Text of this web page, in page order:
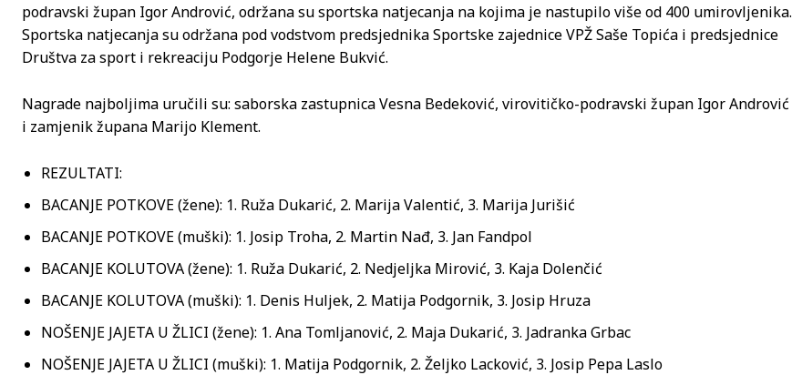
podravski župan Igor Andrović, održana su sportska natjecanja na kojima je nastupilo više od 400 umirovljenika.
Sportska natjecanja su održana pod vodstvom predsjednika Sportske zajednice VPŽ Saše Topića i predsjednice
Društva za sport i rekreaciju Podgorje Helene Bukvić.
Nagrade najboljima uručili su: saborska zastupnica Vesna Bedeković, virovitičko-podravski župan Igor Andrović
i zamjenik župana Marijo Klement.
REZULTATI:
BACANJE POTKOVE (žene): 1. Ruža Dukarić, 2. Marija Valentić, 3. Marija Jurišić
BACANJE POTKOVE (muški): 1. Josip Troha, 2. Martin Nađ, 3. Jan Fandpol
BACANJE KOLUTOVA (žene): 1. Ruža Dukarić, 2. Nedjeljka Mirović, 3. Kaja Dolenčić
BACANJE KOLUTOVA (muški): 1. Denis Huljek, 2. Matija Podgornik, 3. Josip Hruza
NOŠENJE JAJETA U ŽLICI (žene): 1. Ana Tomljanović, 2. Maja Dukarić, 3. Jadranka Grbac
NOŠENJE JAJETA U ŽLICI (muški): 1. Matija Podgornik, 2. Željko Lacković, 3. Josip Pepa Laslo